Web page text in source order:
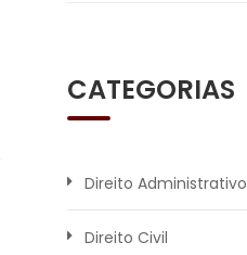
CATEGORIAS
Direito Administrativo
Direito Civil